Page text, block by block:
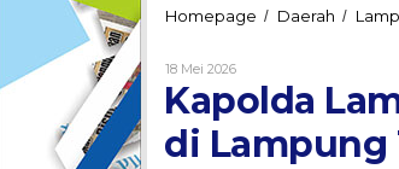
Homepage / Daerah /
18 Mei 2026Oleh
Harian
Pilar
Kapolda
di Lampung